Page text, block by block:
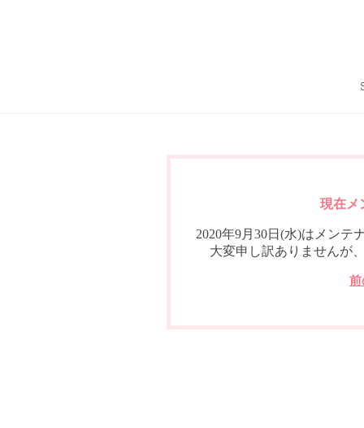
現在メ
2020年9月30日(水)はメンテ
大変申し訳ありませんが
前